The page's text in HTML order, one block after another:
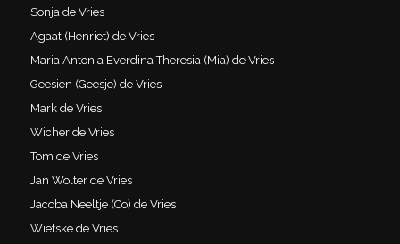
Sonja de Vries
Agaat (Henriet) de Vries
Maria Antonia Everdina Theresia (Mia) de Vries
Geesien (Geesje) de Vries
Mark de Vries
Wicher de Vries
Tom de Vries
Jan Wolter de Vries
Jacoba Neeltje (Co) de Vries
Wietske de Vries